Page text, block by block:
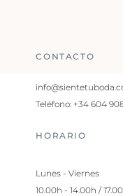
CONTACTO
Teléfono: +34 604
HORARIO
Lunes - Viernes
10.00h - 14.00h /